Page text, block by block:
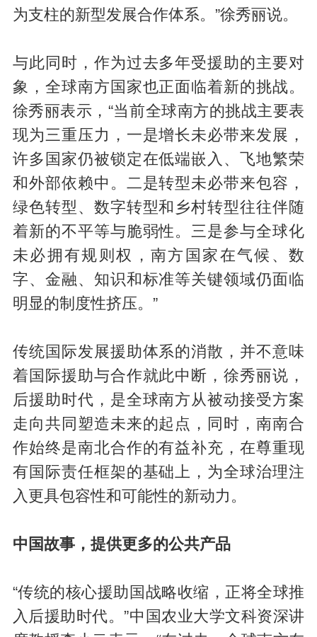
为支柱的新型发展合作体系。”徐秀丽说。
与此同时，作为过去多年受援助的主要对
象，全球南方国家也正面临着新的挑战。
徐秀丽表示，“当前全球南方的挑战主要表
现为三重压力，一是增长未必带来发展，
许多国家仍被锁定在低端嵌入、飞地繁荣
和外部依赖中。二是转型未必带来包容，
绿色转型、数字转型和乡村转型往往伴随
着新的不平等与脆弱性。三是参与全球化
未必拥有规则权，南方国家在气候、数
字、金融、知识和标准等关键领域仍面临
明显的制度性挤压。”
传统国际发展援助体系的消散，并不意味
着国际援助与合作就此中断，徐秀丽说，
后援助时代，是全球南方从被动接受方案
走向共同塑造未来的起点，同时，南南合
作始终是南北合作的有益补充，在尊重现
有国际责任框架的基础上，为全球治理注
入更具包容性和可能性的新动力。
中国故事，提供更多的公共产品
“传统的核心援助国战略收缩，正将全球推
入后援助时代。”中国农业大学文科资深讲